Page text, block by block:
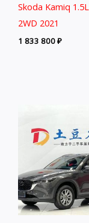
Skoda Kamiq
2WD 2021
1 833 800₽